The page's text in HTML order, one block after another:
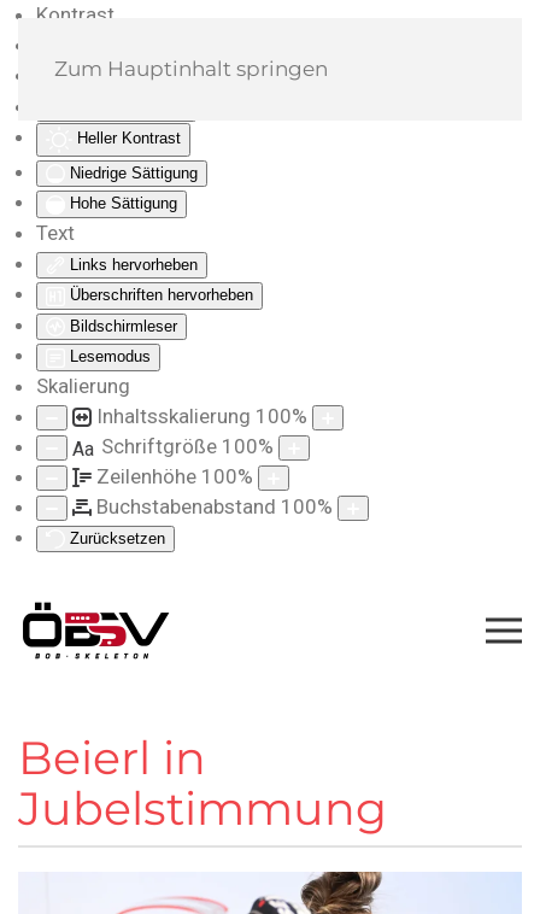
Kontrast
Monochrom
Heller Kontrast
Niedrige Sättigung
Hohe Sättigung
Text
Links hervorheben
Überschriften hervorheben
Bildschirmleser
Lesemodus
Skalierung
Inhaltsskalierung 100%
Aa Schriftgröße 100%
Zeilenhöhe 100%
Buchstabenabstand 100%
Zurücksetzen
Zum Hauptinhalt springen
Beierl in
Jubelstimmung